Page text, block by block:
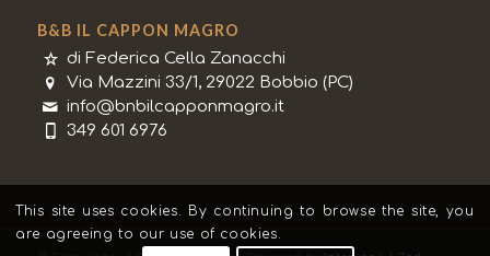
B&B IL CAPPON MAGRO
di Federica Cella Zanacchi
Via Mazzini 33/1, 29022 Bobbio (PC)
info@bnbilcapponmagro.it
349 601 6976
This site uses cookies. By continuing to browse the site, you
are agreeing to our use of cookies.